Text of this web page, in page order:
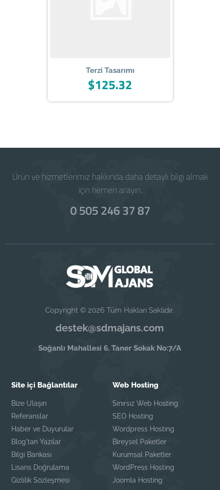
Terzi Tasarımı
$125.32
Ürün ve hizmetlerimiz hakkında daha detaylı bilgi almak
için hemen arayın.
0 505 246 37 87
Copyright © 2026 Tüm Hakları Saklıdır.
destek@sdmajans.com
Soğanlı Mahallesi 6. Taner Sokak No:7/A
Site içi Bağlantılar
Bize Ulaşın
Referanslar
Haber ve Duyurular
Blog'tan Yazılar
Bilgi Bankası
Lisans Doğrulama
Gizlilik Sözleşmesi
Web Hosting
Sınırsız Web Hosting
SEO Hosting
Wordpress Hosting
Bireysel Paketler
Kurumsal Paketler
WordPress Hosting
Joomla Hosting